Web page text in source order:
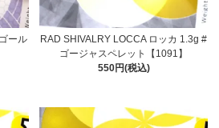
ール
RAD SHIVALRY LOCCA ロッカ 1.3g #
ゴージャスペレット【1091】
550円(税込)